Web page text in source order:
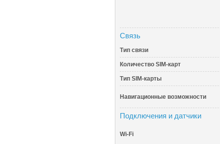
Связь
Тип связи
Количество SIM-карт
Тип SIM-карты
Навигационные возможности
Подключения и датчики
Wi-Fi